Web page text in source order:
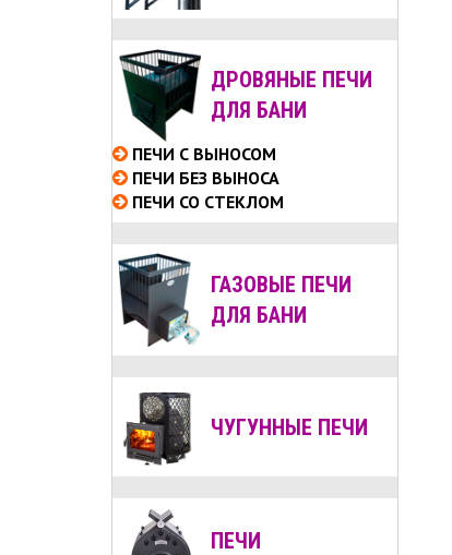
ДРОВЯНЫЕ ПЕЧИ
ДЛЯ БАНИ
ПЕЧИ С ВЫНОСОМ
ПЕЧИ БЕЗ ВЫНОСА
ПЕЧИ СО СТЕКЛОМ
ГАЗОВЫЕ ПЕЧИ
ДЛЯ БАНИ
ЧУГУННЫЕ ПЕЧИ
ПЕЧИ